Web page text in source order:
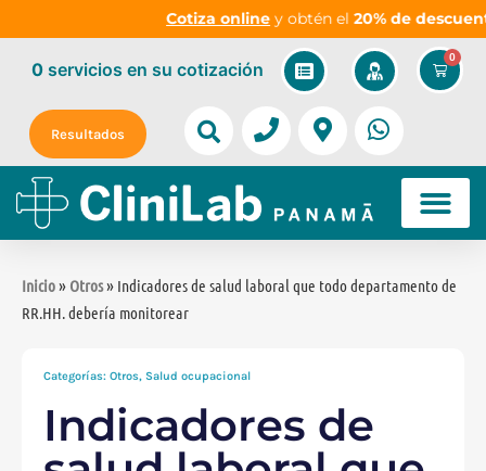
Cotiza onliney obtén el20% de descuento
0
0servicios en su cotización
Resultados
Inicio» Otros» Indicadores de salud laboral que todo departamento de
RR.HH. debería monitorear
Categorías: Otros, Salud ocupacional
Indicadores de